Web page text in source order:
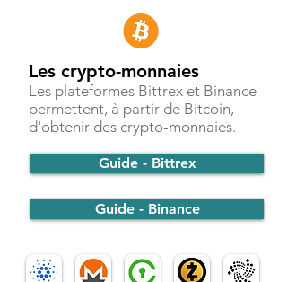
Les crypto-monnaies
Les plateformes Bittrex et Binance
permettent, à partir de Bitcoin,
d'obtenir des crypto-monnaies.
Guide - Bittrex
Guide - Binance